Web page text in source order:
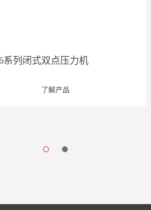
系列闭式双点压力机
了解产品